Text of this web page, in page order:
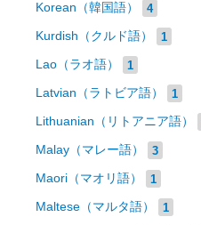
Korean（韓国語） 4
Kurdish（クルド語） 1
Lao（ラオ語） 1
Latvian（ラトビア語） 1
Lithuanian（リトアニア語）
Malay（マレー語） 3
Maori（マオリ語） 1
Maltese（マルタ語） 1